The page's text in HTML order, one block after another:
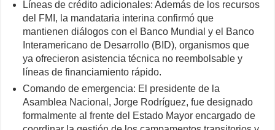
Líneas de crédito adicionales: Además de los recursos
del FMI, la mandataria interina confirmó que
mantienen diálogos con el Banco Mundial y el Banco
Interamericano de Desarrollo (BID), organismos que
ya ofrecieron asistencia técnica no reembolsable y
líneas de financiamiento rápido.
Comando de emergencia: El presidente de la
Asamblea Nacional, Jorge Rodríguez, fue designado
formalmente al frente del Estado Mayor encargado de